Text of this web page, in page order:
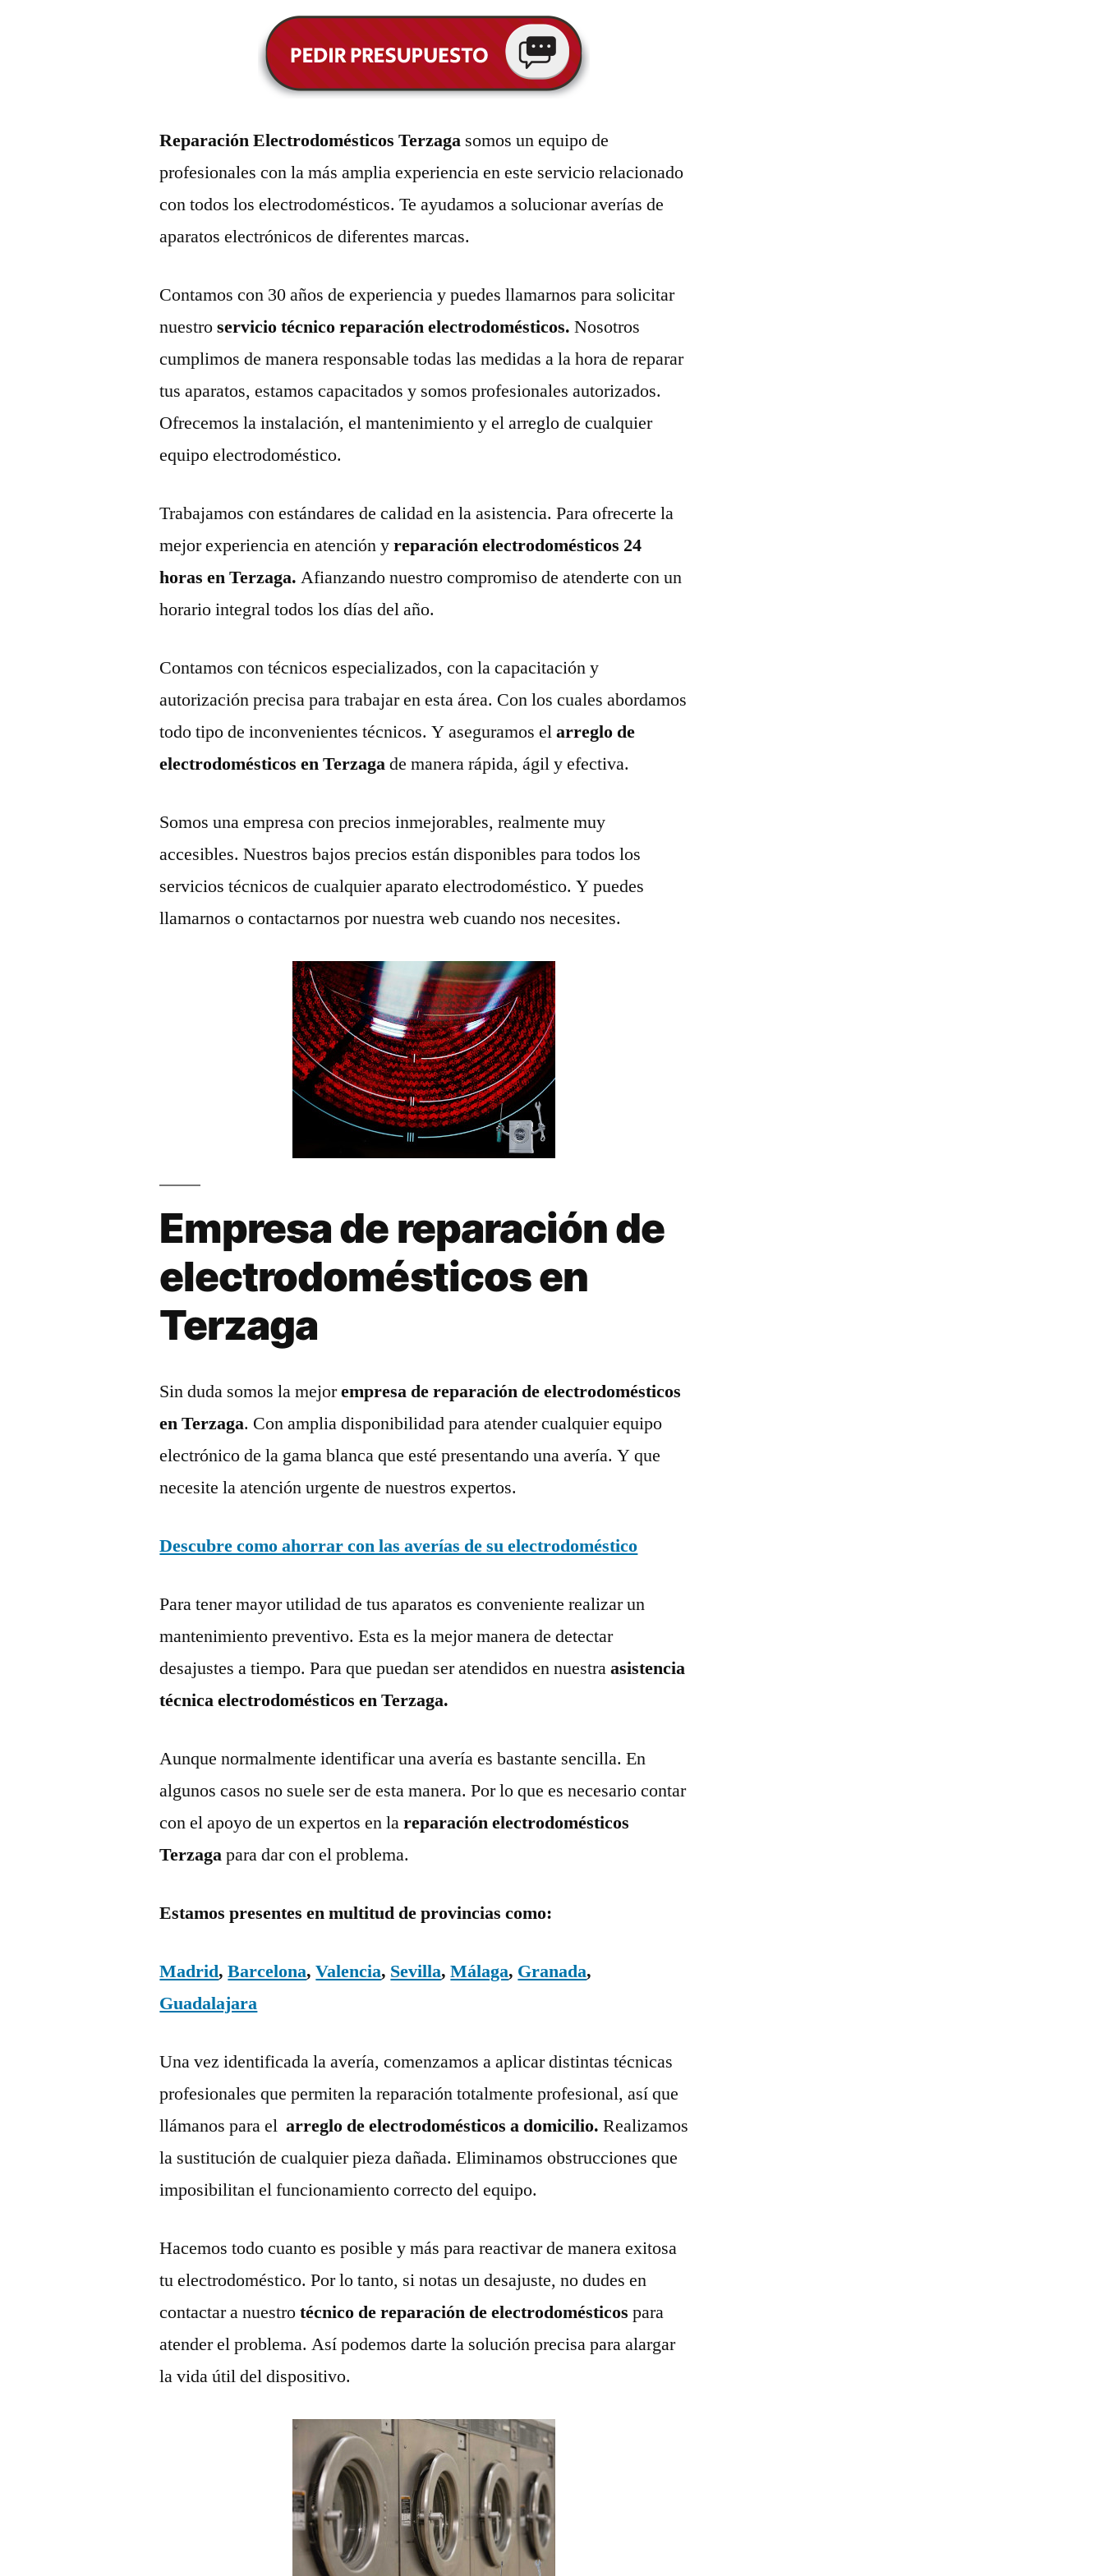
Reparación Electrodomésticos Terzaga somos un equipo de
profesionales con la más amplia experiencia en este servicio relacionado
con todos los electrodomésticos. Te ayudamos a solucionar averías de
aparatos electrónicos de diferentes marcas.
Contamos con 30 años de experiencia y puedes llamarnos para solicitar
nuestroservicio técnico reparación electrodomésticos.Nosotros
cumplimos de manera responsable todas las medidas a la hora de reparar
tus aparatos, estamos capacitados y somos profesionales autorizados.
Ofrecemos la instalación, el mantenimiento y el arreglo de cualquier
equipo electrodoméstico.
Trabajamos con estándares de calidad en la asistencia. Para ofrecerte la
mejor experiencia en atención yreparación electrodomésticos 24
horas en Terzaga.Afianzando nuestro compromiso de atenderte con un
horario integral todos los días del año.
Contamos con técnicos especializados, con la capacitación y
autorización precisa para trabajar en esta área. Con los cuales abordamos
todo tipo de inconvenientes técnicos. Y aseguramos elarreglo de
electrodomésticos en Terzagade manera rápida, ágil y efectiva.
Somos una empresa con precios inmejorables, realmente muy
accesibles. Nuestros bajos precios están disponibles para todos los
servicios técnicos de cualquier aparato electrodoméstico. Y puedes
llamarnos o contactarnos por nuestra web cuando nos necesites.
Empresa de reparación de
electrodomésticos en
Terzaga
Sin duda somos la mejorempresa de reparación de electrodomésticos
en Terzaga. Con amplia disponibilidad para atender cualquier equipo
electrónico de la gama blanca que esté presentando una avería. Y que
necesite la atención urgente de nuestros expertos.
Descubre como ahorrar con las averías de su electrodoméstico
Para tener mayor utilidad de tus aparatos es conveniente realizar un
mantenimiento preventivo. Esta es la mejor manera de detectar
desajustes a tiempo. Para que puedan ser atendidos en nuestraasistencia
técnica electrodomésticos en Terzaga.
Aunque normalmente identificar una avería es bastante sencilla. En
algunos casos no suele ser de esta manera. Por lo que es necesario contar
con el apoyo de un expertos en lareparación electrodomésticos
Terzagapara dar con el problema.
Estamos presentes en multitud de provincias como:
Madrid,Barcelona,Valencia, Sevilla,Málaga, Granada,
Guadalajara
Una vez identificada la avería, comenzamos a aplicar distintas técnicas
profesionales que permiten la reparación totalmente profesional, así que
llámanos para el arreglo de electrodomésticos a domicilio.Realizamos
la sustitución de cualquier pieza dañada. Eliminamos obstrucciones que
imposibilitan el funcionamiento correcto del equipo.
Hacemos todo cuanto es posible y más para reactivar de manera exitosa
tu electrodoméstico. Por lo tanto, si notas un desajuste, no dudes en
contactar a nuestrotécnico de reparación de electrodomésticospara
atender el problema. Así podemos darte la solución precisa para alargar
la vida útil del dispositivo.